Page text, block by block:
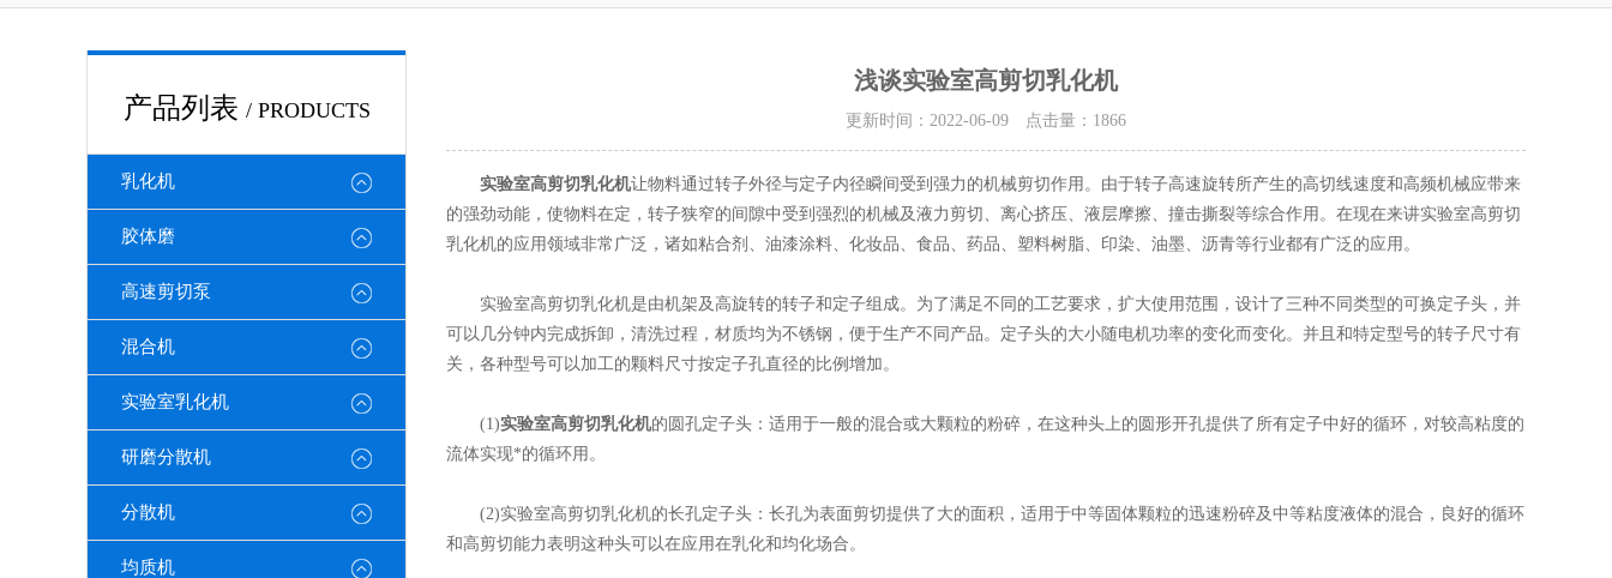
产品列表 / PRODUCTS
乳化机
胶体磨
高速剪切泵
混合机
实验室乳化机
研磨分散机
分散机
均质机
浅谈实验室高剪切乳化机
更新时间：2022-06-09 点击量： 1866
实验室高剪切乳化机让物料通过转子外径与定子内径瞬间受到强力的机械剪切作用。由于转子高速旋转所产生的高切线速度和高频机械应带来
的强劲动能，使物料在定，转子狭窄的间隙中受到强烈的机械及液力剪切、离心挤压、液层摩擦、撞击撕裂等综合作用。在现在来讲实验室高剪切
乳化机的应用领域非常广泛，诸如粘合剂、油漆涂料、化妆品、食品、药品、塑料树脂、印染、油墨、沥青等行业都有广泛的应用。
实验室高剪切乳化机是由机架及高旋转的转子和定子组成。为了满足不同的工艺要求，扩大使用范围，设计了三种不同类型的可换定子头，并
可以几分钟内完成拆卸，清洗过程，材质均为不锈钢，便于生产不同产品。定子头的大小随电机功率的变化而变化。并且和特定型号的转子尺寸有
关，各种型号可以加工的颗料尺寸按定子孔直径的比例增加。
(1)实验室高剪切乳化机的圆孔定子头：适用于一般的混合或大颗粒的粉碎，在这种头上的圆形开孔提供了所有定子中好的循环，对较高粘度的
流体实现*的循环用。
(2)实验室高剪切乳化机的长孔定子头：长孔为表面剪切提供了大的面积，适用于中等固体颗粒的迅速粉碎及中等粘度液体的混合，良好的循环
和高剪切能力表明这种头可以在应用在乳化和均化场合。